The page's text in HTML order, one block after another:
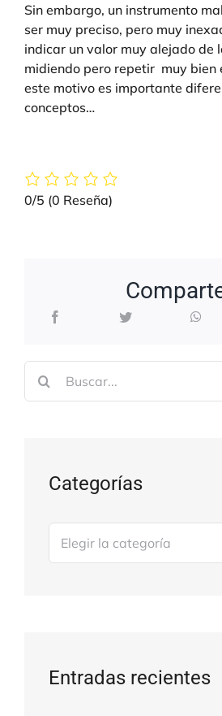
Sin embargo, un instrumento
ser muy preciso, pero muy
indicar un valor muy alejado de
midiendo pero repetir muy bien
este motivo es importante
conceptos…
0/5 (0 Reseña)
Categorías
Entradas recientes